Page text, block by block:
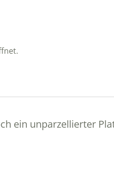
ein unparzellierter